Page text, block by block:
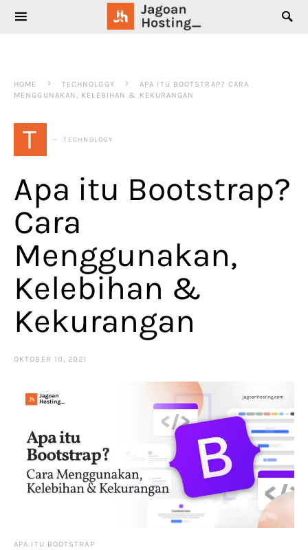
SEARCH FOR:
HOME TECHNOLOGY
APA ITU BOOTSTRAP? CARA
MENGGUNAKAN, KELEBIHAN & KEKURANGAN
T TECHNOLOGY
Apa itu Bootstrap?
Cara
Menggunakan,
Kelebihan &
Kekurangan
OKTOBER 10, 2021
APA ITU BOOTSTRAP